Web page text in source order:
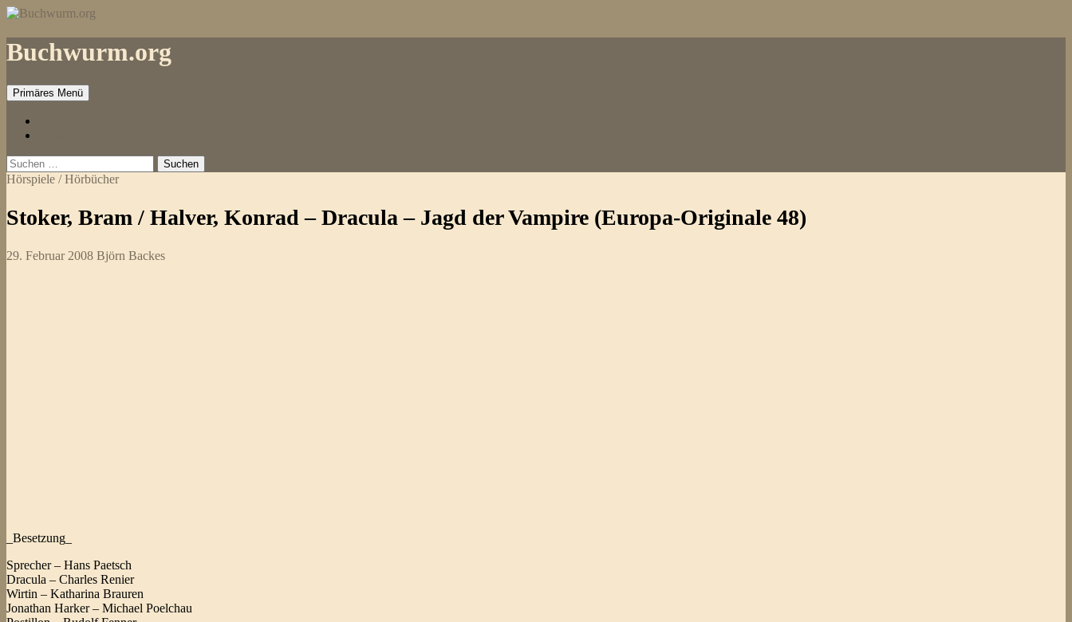
Zum
springen
Buchwurm.org
Primäres Menü
Suchen
nach:
Hörspiele / Hörbücher
Stoker, Bram / Halver, Konrad – Dracula – Jagd der Vampire (Europa-Originale 48)
29. Februar 2008 Björn Backes
_Besetzung_
Sprecher – Hans Paetsch
Dracula – Charles Renier
Wirtin – Katharina Brauren
Jonathan Harker – Michael Poelchau